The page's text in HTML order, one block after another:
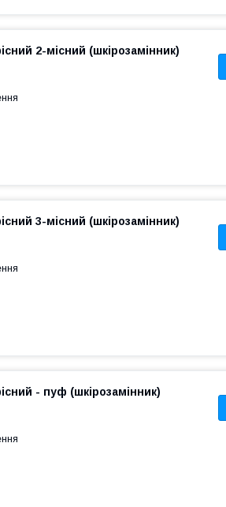
2-місний (шкірозамінник)
3-місний (шкірозамінник)
- пуф (шкірозамінник)